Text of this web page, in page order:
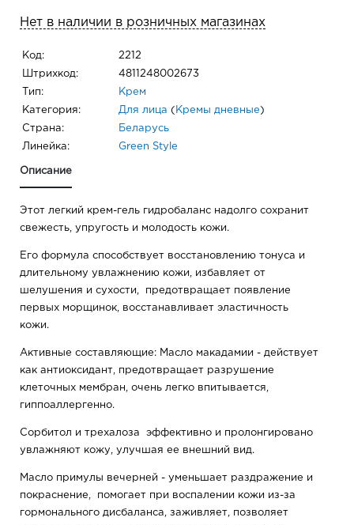
Нет в наличии в розничных магазинах
Код: 2212
Штрихкод: 4811248002673
Тип: Крем
Категория: Для лица ( Кремы дневные )
Страна: Беларусь
Линейка: Green Style
Описание
Этот легкий крем-гель гидробаланс надолго сохранит
свежесть, упругость и молодость кожи.
Его формула способствует восстановлению тонуса и
длительному увлажнению кожи, избавляет от
шелушения и сухости, предотвращает появление
первых морщинок, восстанавливает эластичность
кожи.
Активные составляющие: Масло макадамии - действует
как антиоксидант, предотвращает разрушение
клеточных мембран, очень легко впитывается,
гиппоаллергенно.
Сорбитол и трехалоза эффективно и пролонгировано
увлажняют кожу, улучшая ее внешний вид.
Масло примулы вечерней - уменьшает раздражение и
покраснение, помогает при воспалении кожи из-за
гормонального дисбаланса, заживляет, позволяет